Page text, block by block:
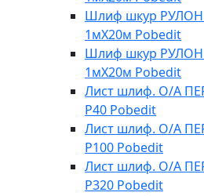
Шлиф шкур РУЛОН
1мХ20м Pobedit
Шлиф шкур РУЛОН
1мХ20м Pobedit
Лист шлиф. О/А
Р40 Pobedit
Лист шлиф. О/А
Р100 Pobedit
Лист шлиф. О/А
Р320 Pobedit